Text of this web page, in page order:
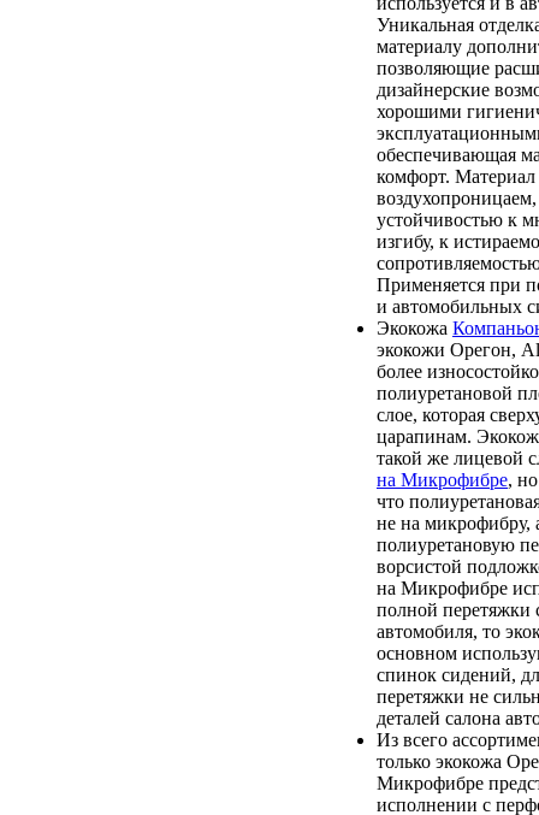
Уникальная
материалу
позволяющие
дизайнерские
хорошими
обеспечивающая
комфорт. Материал
устойчивостью к
изгибу, к
Применяется при
и автомобильных
Экокожа
экокожи Орегон,
более
полиуретановой
слое, которая
царапинам.
такой же лицевой
на Микрофибре,
что
не на микрофибру,
полиуретановую
ворсистой
на Микрофибре
полной перетяжки
автомобиля, то
основном
спинок сидений,
перетяжки не
деталей салона
Из всего
только экокожа
Микрофибре
исполнении с